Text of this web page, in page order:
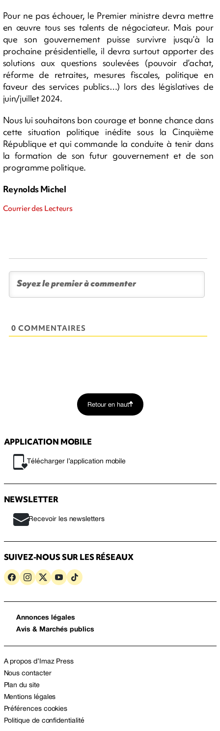
Pour ne pas échouer, le Premier ministre devra mettre
en œuvre tous ses talents de négociateur. Mais pour
que son gouvernement puisse survivre jusqu’à la
prochaine présidentielle, il devra surtout apporter des
solutions aux questions soulevées (pouvoir d’achat,
réforme de retraites, mesures fiscales, politique en
faveur des services publics…) lors des législatives de
juin/juillet 2024.
Nous lui souhaitons bon courage et bonne chance dans
cette situation politique inédite sous la Cinquième
République et qui commande la conduite à tenir dans
la formation de son futur gouvernement et de son
programme politique.
Reynolds Michel
Courrier des Lecteurs
0 COMMENTAIRES
Retour en haut
APPLICATION MOBILE
Télécharger l’application mobile
NEWSLETTER
Recevoir les newsletters
SUIVEZ-NOUS SUR LES RÉSEAUX
Annonces légales
Avis & Marchés publics
A propos d’Imaz Press
Nous contacter
Plan du site
Mentions légales
Préférences cookies
Politique de confidentialité